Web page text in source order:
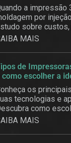
a impressão
por
sobre
em
MAIS
de
como escolher a
os
tecnologias e
como
MAIS